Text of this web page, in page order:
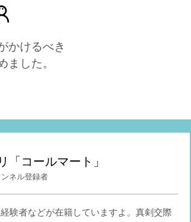
かけるべき
ました。
「コールマート」
ネル登録者
験者などが在籍していますよ。真剣交際